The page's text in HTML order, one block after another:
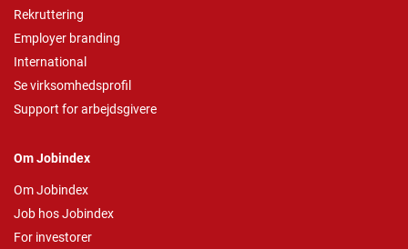
Rekruttering
Employer branding
International
Se virksomhedsprofil
Support for arbejdsgivere
Om Jobindex
Om Jobindex
Job hos Jobindex
For investorer